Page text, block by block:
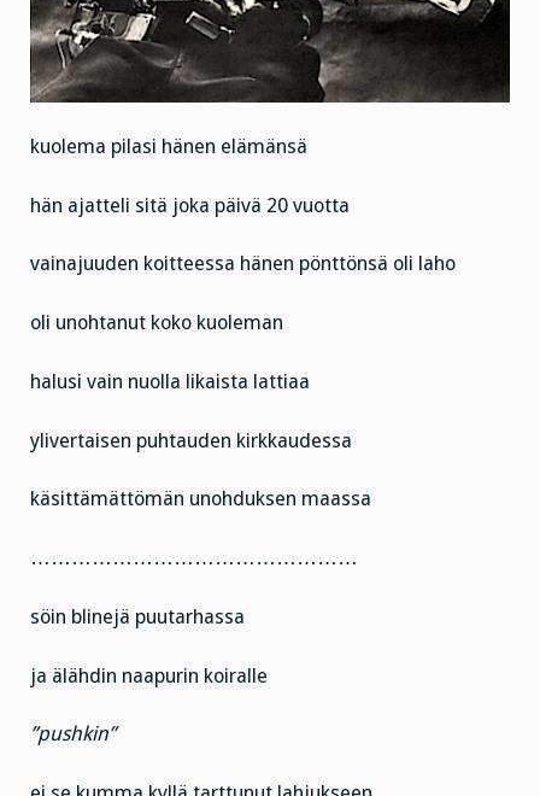
kuolema pilasi hänen elämänsä
hän ajatteli sitä joka päivä 20 vuotta
vainajuuden koitteessa hänen pönttönsä oli laho
oli unohtanut koko kuoleman
halusi vain nuolla likaista lattiaa
ylivertaisen puhtauden kirkkaudessa
käsittämättömän unohduksen maassa
…………………………………………
söin blinejä puutarhassa
ja älähdin naapurin koiralle
”pushkin”